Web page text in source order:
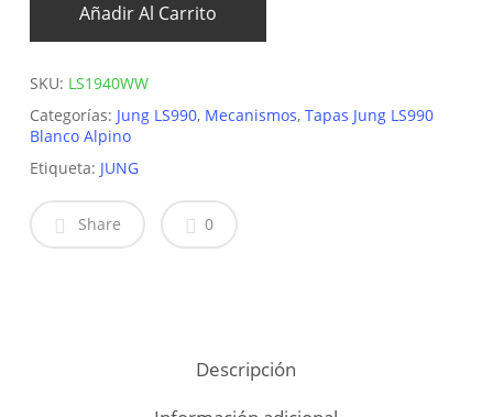
Añadir Al Carrito
SKU: LS1940WW
Categorías: Jung LS990, Mecanismos, Tapas Jung LS990
Blanco Alpino
Etiqueta: JUNG
Share 0
Descripción